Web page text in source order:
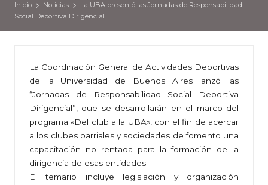
Inicio Noticias
La UBA presentó las Jornadas de Responsabilidad
Social Deportiva Dirigencial
La Coordinación General de Actividades Deportivas
de la Universidad de Buenos Aires lanzó las
“Jornadas de Responsabilidad Social Deportiva
Dirigencial”, que se desarrollarán en el marco del
programa «Del club a la UBA», con el fin de acercar
a los clubes barriales y sociedades de fomento una
capacitación no rentada para la formación de la
dirigencia de esas entidades.
El temario incluye legislación y organización